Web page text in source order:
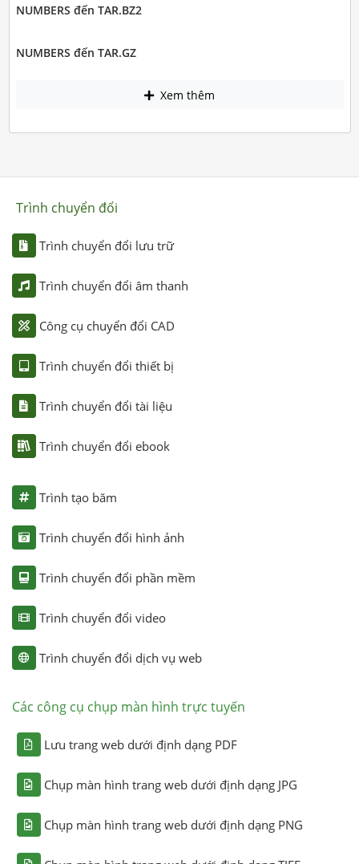
NUMBERS đến TAR.BZ2
NUMBERS đến TAR.GZ
Xem thêm
Trình chuyển đổi
Trình chuyển đổi lưu trữ
Trình chuyển đổi âm thanh
Công cụ chuyển đổi CAD
Trình chuyển đổi thiết bị
Trình chuyển đổi tài liệu
Trình chuyển đổi ebook
Trình tạo băm
Trình chuyển đổi hình ảnh
Trình chuyển đổi phần mềm
Trình chuyển đổi video
Trình chuyển đổi dịch vụ web
Các công cụ chụp màn hình trực tuyến
Lưu trang web dưới định dạng PDF
Chụp màn hình trang web dưới định dạng JPG
Chụp màn hình trang web dưới định dạng PNG